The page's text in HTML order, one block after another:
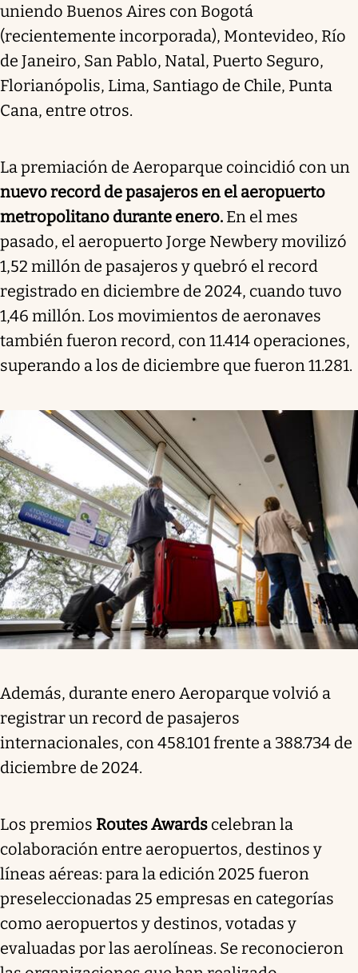
uniendo Buenos Aires con Bogotá
(recientemente incorporada), Montevideo, Río
de Janeiro, San Pablo, Natal, Puerto Seguro,
Florianópolis, Lima, Santiago de Chile, Punta
Cana, entre otros.
La premiación de Aeroparque coincidió con un
nuevo record de pasajeros en el aeropuerto
metropolitano durante enero. En el mes
pasado, el aeropuerto Jorge Newbery movilizó
1,52 millón de pasajeros y quebró el record
registrado en diciembre de 2024, cuando tuvo
1,46 millón. Los movimientos de aeronaves
también fueron record, con 11.414 operaciones,
superando a los de diciembre que fueron 11.281.
Además, durante enero Aeroparque volvió a
registrar un record de pasajeros
internacionales, con 458.101 frente a 388.734 de
diciembre de 2024.
Los premios Routes Awards celebran la
colaboración entre aeropuertos, destinos y
líneas aéreas: para la edición 2025 fueron
preseleccionadas 25 empresas en categorías
como aeropuertos y destinos, votadas y
evaluadas por las aerolíneas. Se reconocieron